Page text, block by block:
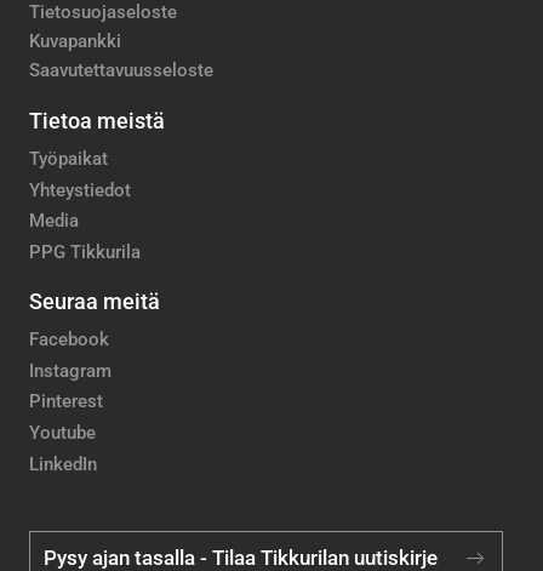
Tietosuojaseloste
Kuvapankki
Saavutettavuusseloste
Tietoa meistä
Työpaikat
Yhteystiedot
Media
PPG Tikkurila
Seuraa meitä
Facebook
Instagram
Pinterest
Youtube
LinkedIn
Pysy ajan tasalla - Tilaa Tikkurilan uutiskirje